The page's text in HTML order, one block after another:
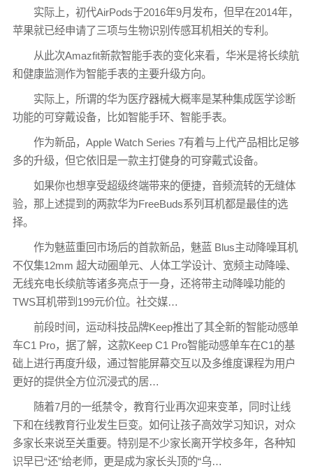
实际上，初代AirPods于2016年9月发布，但早在2014年，
苹果就已经申请了三项与生物识别传感耳机相关的专利。
从此次Amazfit新款智能手表的变化来看，华米是将长续航
和健康监测作为智能手表的主要升级方向。
实际上，所谓的华为医疗器械大概率是某种集成医学诊断
功能的可穿戴设备，比如智能手环、智能手表。
作为新品，Apple Watch Series 7有着与上代产品相比足够
多的升级，但它依旧是一款主打健身的可穿戴式设备。
如果你也想享受超级终端带来的便捷，音频流转的无缝体
验，那上述提到的两款华为FreeBuds系列耳机都是最佳的选
择。
作为魅蓝重回市场后的首款新品，魅蓝 Blus主动降噪耳机
不仅集12mm 超大动圈单元、人体工学设计、宽频主动降噪、
无线充电长续航等诸多亮点于一身，还将带主动降噪功能的
TWS耳机带到199元价位。社交媒…
前段时间，运动科技品牌Keep推出了其全新的智能动感单
车C1 Pro，据了解，这款Keep C1 Pro智能动感单车在C1的基
础上进行再度升级，通过智能屏幕交互以及多维度课程为用户
更好的提供全方位沉浸式的居…
随着7月的一纸禁令，教育行业再次迎来变革，同时让线
下和在线教育行业发生巨变。如何让孩子高效学习知识，对众
多家长来说至关重要。特别是不少家长离开学校多年，各种知
识早已“还”给老师，更是成为家长头顶的“乌…